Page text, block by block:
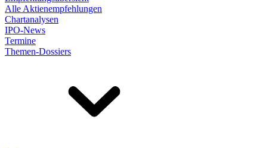
Alle Aktienempfehlungen
Chartanalysen
IPO-News
Termine
Themen-Dossiers